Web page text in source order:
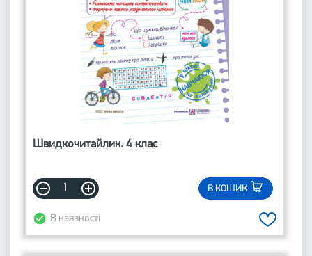
Швидкочитайлик. 4 клас
В КОШИК
В наявності